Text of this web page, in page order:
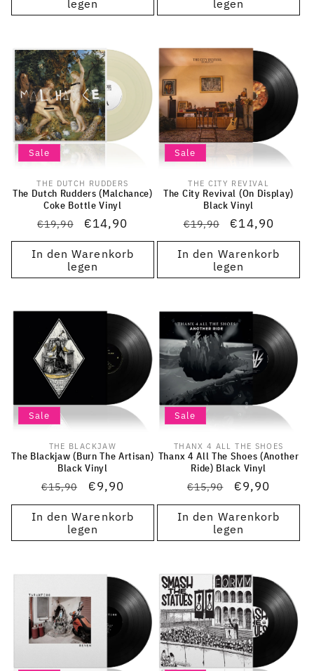
legen legen
Sale
Anbieter:
THE DUTCH RUDDERS
The Dutch Rudders (Malchance)
Coke Bottle Vinyl
Normaler
Preis
€19,90 Verkaufspreis
€14,90
In den Warenkorb
legen
Sale
Anbieter:
THE CITY REVIVAL
The City Revival (On Display)
Black Vinyl
Normaler
Preis
€19,90 Verkaufspreis
€14,90
In den Warenkorb
legen
Sale
Anbieter:
THE BLACKJAW
The Blackjaw (Burn The Artisan)
Black Vinyl
Normaler
Preis
€15,90 Verkaufspreis
€9,90
In den Warenkorb
legen
Sale
Anbieter:
THANX 4 ALL THE SHOES
Thanx 4 All The Shoes (Another
Ride) Black Vinyl
Normaler
Preis
€15,90 €9,90
In den Warenkorb
legen